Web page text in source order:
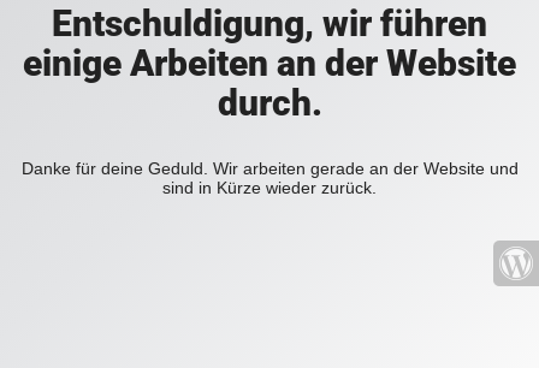
Entschuldigung, wir führen
einige Arbeiten an der Website
durch.
Danke für deine Geduld. Wir arbeiten gerade an der Website und
sind in Kürze wieder zurück.